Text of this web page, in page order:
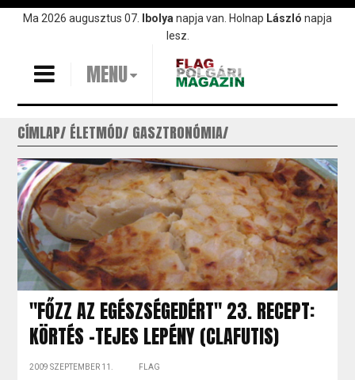
UgrásMa 2026 augusztus 07. Ibolya napja van. Holnap László napja
lesz.
MENU
CÍMLAP ÉLETMÓD GASZTRONÓMIA
"FŐZZ AZ EGÉSZSÉGEDÉRT" 23. RECEPT:
KÖRTÉS –TEJES LEPÉNY (CLAFUTIS)
2009 SZEPTEMBER 11. FLAG